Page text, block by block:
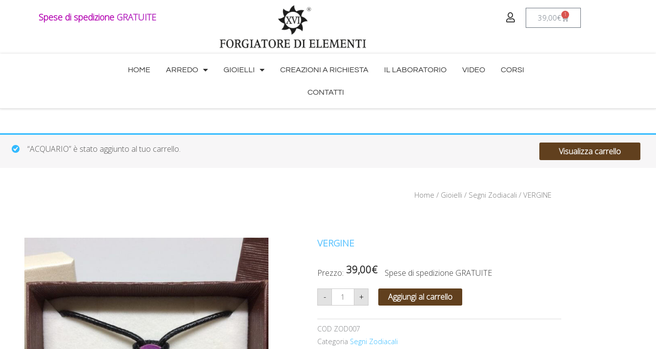
Spese di spedizione GRATUITE 39,00€ 1
Carrello
HOME ARREDO GIOIELLI CREAZIONI A RICHIESTA IL LABORATORIO VIDEO CORSI
CONTATTI
“ACQUARIO” è stato aggiunto al tuo carrello. Visualizza carrello
Home / Gioielli / Segni Zodiacali / VERGINE
VERGINE
Prezzo: 39,00€ Spese di spedizione GRATUITE
- VERGINE
quantità+ Aggiungi al carrello
COD ZOD007
Categoria Segni Zodiacali